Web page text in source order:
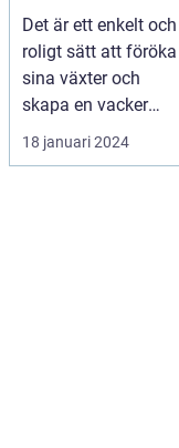
hobbyprojekt för
många
trädgårdsentusi
aster
Det är ett enkelt och
roligt sätt att föröka
sina växter och
skapa en vacker
grön omgivning. I
denna...
18 januari 2024